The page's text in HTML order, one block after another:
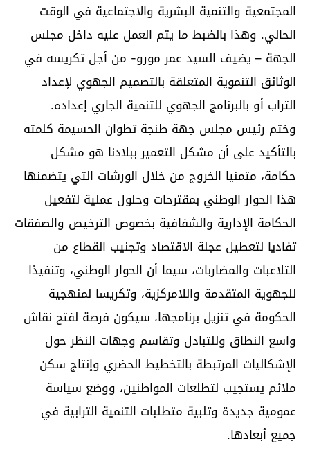
المجتمعية والتنمية البشرية والاجتماعية في الوقت
الحالي. وهذا بالضبط ما يتم العمل عليه داخل مجلس
الجهة – يضيف السيد عمر مورو- من أجل تكريسه في
الوثائق التنموية المتعلقة بالتصميم الجهوي لإعداد
التراب أو بالبرنامج الجهوي للتنمية الجاري إعداده.
وختم رئيس مجلس جهة طنجة تطوان الحسيمة كلمته
بالتأكيد على أن مشكل التعمير ببلادنا هو مشكل
حكامة، متمنيا الخروج من خلال الورشات التي يتضمنها
هذا الحوار الوطني بمقترحات وحلول عملية لتفعيل
الحكامة الإدارية والشفافية بخصوص الترخيص والصفقات
تفاديا لتعطيل عجلة الاقتصاد وتجنيب القطاع من
التلاعبات والمضاربات، سيما أن الحوار الوطني، وتنفيذا
للجهوية المتقدمة واللامركزية، وتكريسا لمنهجية
الحكومة في تنزيل برنامجها، سيكون فرصة لفتح نقاش
واسع النطاق وللتبادل وتقاسم وجهات النظر حول
الإشكاليات المرتبطة بالتخطيط الحضري وإنتاج سكن
ملائم يستجيب لتطلعات المواطنين، ووضع سياسة
عمومية جديدة وتلبية متطلبات التنمية الترابية في
جميع أبعادها.